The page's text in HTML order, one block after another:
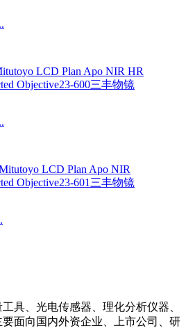
具、光电传感器、理化分析仪器、
面向国内外资企业、上市公司、研